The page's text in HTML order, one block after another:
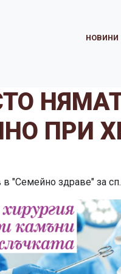
НОВИНИ
ПРИ
"Семейно здраве" за